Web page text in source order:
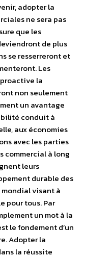
adopter la
ne sera pas
que les
de plus
se resserreront et
Les
la
non seulement
un avantage
conduit à
aux économies
avec les parties
commercial à long
leurs
durable des
visant à
pour tous. Par
un mot à la
le fondement d’un
Adopter la
la réussite